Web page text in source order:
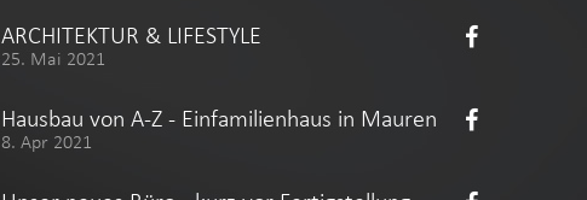
ARCHITEKTUR & LIFESTYLE
25. Mai 2021
Hausbau von A-Z - Einfamilienhaus in Mauren
8. Apr 2021